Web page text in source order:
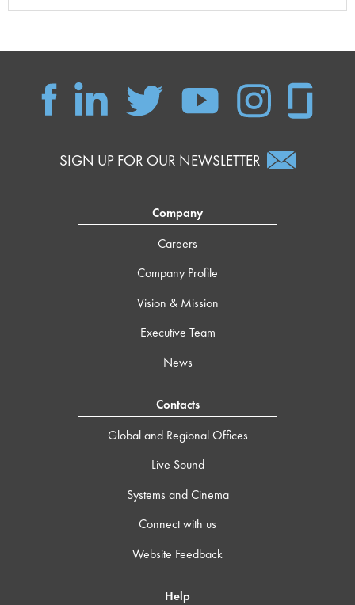
SIGN UP FOR OUR NEWSLETTER
Company
Careers
Company Profile
Vision & Mission
Executive Team
News
Contacts
Global and Regional Offices
Live Sound
Systems and Cinema
Connect with us
Website Feedback
Help